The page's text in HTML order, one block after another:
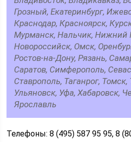
Грозный, Екатеринбург,
Краснодар, Красноярск,
Мурманск, Нальчик, Нижний
Новороссийск, Омск,
Ростов-на-Дону, Рязань,
Саратов, Симферополь,
Ставрополь, Таганрог,
Ульяновск, Уфа, Хабаровск,
Ярославль
Телефоны: 8 (495) 587 95 95, 8